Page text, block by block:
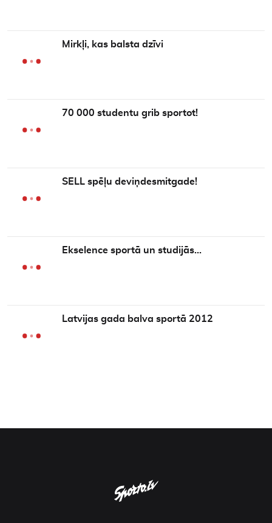
Mirkļi, kas balsta dzīvi
70 000 studentu grib sportot!
SELL spēļu deviņdesmitgade!
Ekselence sportā un studijās…
Latvijas gada balva sportā 2012